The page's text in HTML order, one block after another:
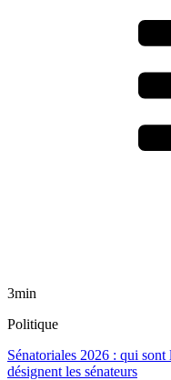
3min
Politique
Sénatoriales 2026 : qui sont
désignent les sénateurs